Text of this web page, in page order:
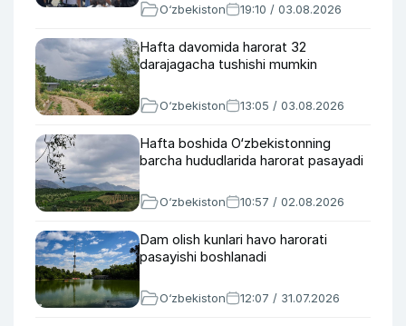
O‘zbekiston 19:10 / 03.08.2026
Hafta davomida harorat 32
darajagacha tushishi mumkin
O‘zbekiston 13:05 / 03.08.2026
Hafta boshida O‘zbekistonning
barcha hududlarida harorat pasayadi
O‘zbekiston 10:57 / 02.08.2026
Dam olish kunlari havo harorati
pasayishi boshlanadi
O‘zbekiston 12:07 / 31.07.2026